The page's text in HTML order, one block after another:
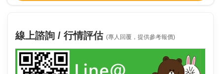
線上諮詢 / 行情評估 (專人回覆，提供參考報價)